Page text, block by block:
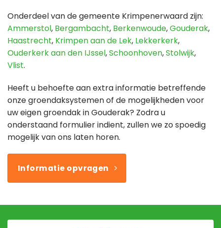
Onderdeel van de gemeente Krimpenerwaard zijn:
Ammerstol, Bergambacht, Berkenwoude,Gouderak,
Haastrecht, Krimpen aan de Lek, Lekkerkerk,
Ouderkerk aan den IJssel,Schoonhoven,Stolwijk,
Vlist.
Heeft u behoefte aan extra informatie betreffende
onze groendaksystemen of de mogelijkheden voor
uw eigen groendak in Gouderak? Zodra u
onderstaand formulier indient, zullen we zo spoedig
mogelijk van ons laten horen.
Informatie opvragen